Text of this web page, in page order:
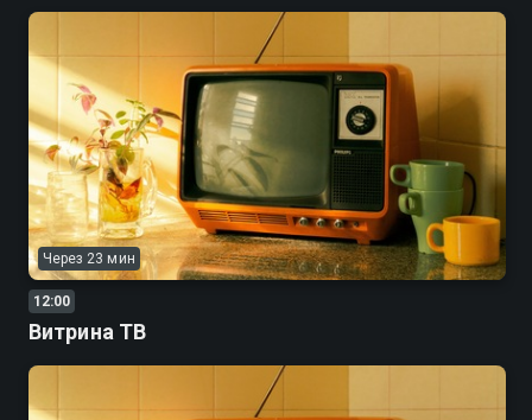
Через 23 мин
12:00
Витрина ТВ